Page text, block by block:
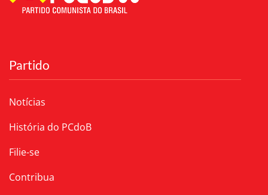
Partido
Notícias
História do PCdoB
Filie-se
Contribua